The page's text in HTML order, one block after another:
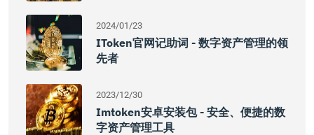
2024/01/23
IToken官网记助词 - 数字资产管理的领
先者
2023/12/30
Imtoken安卓安装包 - 安全、便捷的数
字资产管理工具